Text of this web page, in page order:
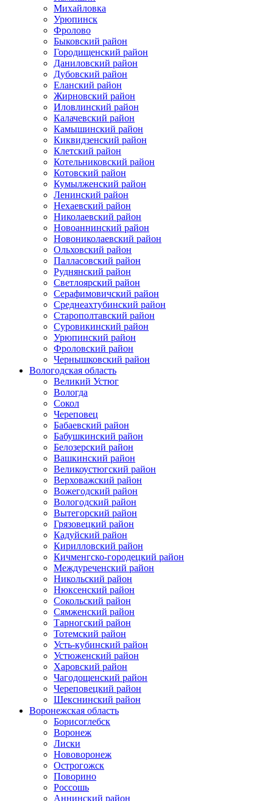
Михайловка
Урюпинск
Фролово
Быковский район
Городищенский район
Даниловский район
Дубовский район
Еланский район
Жирновский район
Иловлинский район
Калачевский район
Камышинский район
Киквидзенский район
Клетский район
Котельниковский район
Котовский район
Кумылженский район
Ленинский район
Нехаевский район
Николаевский район
Новоаннинский район
Новониколаевский район
Ольховский район
Палласовский район
Руднянский район
Светлоярский район
Серафимовичский район
Среднеахтубинский район
Старополтавский район
Суровикинский район
Урюпинский район
Фроловский район
Чернышковский район
Вологодская область
Великий Устюг
Вологда
Сокол
Череповец
Бабаевский район
Бабушкинский район
Белозерский район
Вашкинский район
Великоустюгский район
Верховажский район
Вожегодский район
Вологодский район
Вытегорский район
Грязовецкий район
Кадуйский район
Кирилловский район
Кичменгско-городецкий район
Междуреченский район
Никольский район
Нюксенский район
Сокольский район
Сямженский район
Тарногский район
Тотемский район
Усть-кубинский район
Устюженский район
Харовский район
Чагодощенский район
Череповецкий район
Шекснинский район
Воронежская область
Борисоглебск
Воронеж
Лиски
Нововоронеж
Острогожск
Поворино
Россошь
Аннинский район